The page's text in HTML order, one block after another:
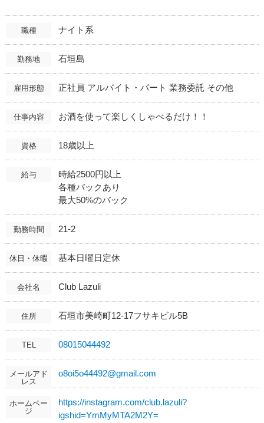
職種 ナイト系
勤務地 石垣島
雇用形態 正社員 アルバイト・パート 業務委託 その他
仕事内容 お酒を使って楽しくしゃべるだけ！！
資格 18歳以上
給与
時給2500円以上
各種バックあり
最大50%のバック
勤務時間 21-2
休日・休暇 基本日曜日定休
会社名 Club Lazuli
住所 石垣市美崎町12-17フサキビル5B
TEL 08015044492
メールアド
レス
o8oi5o44492@gmail.com
ホームペー
ジ
https://instagram.com/club.lazuli?
igshid=YmMyMTA2M2Y=